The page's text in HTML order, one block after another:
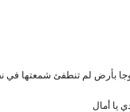
بأرض لم تنطفئ شمعتها في
يا أمال